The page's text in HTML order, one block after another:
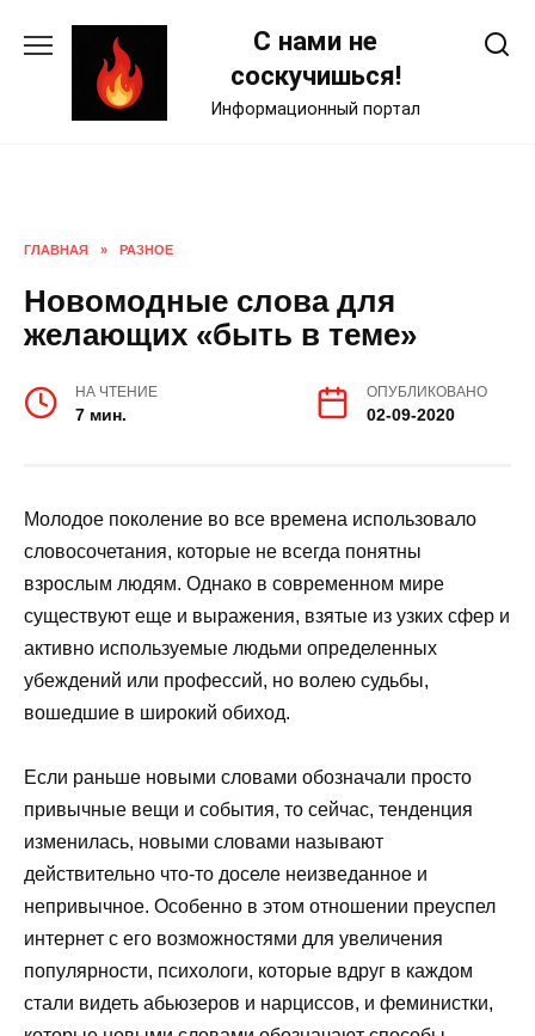
С нами не
соскучишься!
Информационный портал
ГЛАВНАЯ » РАЗНОЕ
Новомодные слова для
желающих «быть в теме»
НА ЧТЕНИЕ
7 мин.
ОПУБЛИКОВАНО
02-09-2020
Молодое поколение во все времена использовало
словосочетания, которые не всегда понятны
взрослым людям. Однако в современном мире
существуют еще и выражения, взятые из узких сфер и
активно используемые людьми определенных
убеждений или профессий, но волею судьбы,
вошедшие в широкий обиход.
Если раньше новыми словами обозначали просто
привычные вещи и события, то сейчас, тенденция
изменилась, новыми словами называют
действительно что-то доселе неизведанное и
непривычное. Особенно в этом отношении преуспел
интернет с его возможностями для увеличения
популярности, психологи, которые вдруг в каждом
стали видеть абьюзеров и нарциссов, и феминистки,